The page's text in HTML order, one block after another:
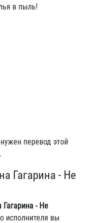
в пыль!
перевод этой
Гагарина - Не
Гагарина - Не
исполнителя вы